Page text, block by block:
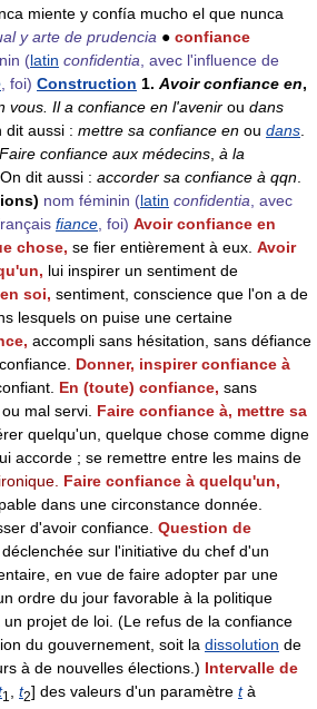
miente y confía mucho el que nunca
y arte de prudencia ● confiance
(latin confidentia , avec l'influence de
, foi) Construction 1. Avoir confiance en,
vous. Il a confiance en l'avenir ou dans
dit aussi : mettre sa confiance en ou dans
Faire confiance aux médecins à la
On dit aussi : accorder sa confiance à qqn
nom féminin (latin confidentia , avec
fiance , foi) Avoir confiance en
chose, se fier entièrement à eux. Avoir
lui inspirer un sentiment de
soi, sentiment, conscience que l'on a de
lesquels on puise une certaine
accompli sans hésitation, sans défiance
Donner, inspirer confiance à
En (toute) confiance, sans
mal servi. Faire confiance à, mettre sa
quelqu'un, quelque chose comme digne
accorde ; se remettre entre les mains de
ironique. Faire confiance à quelqu'un,
dans une circonstance donnée.
d'avoir confiance. Question de
sur l'initiative du chef d'un
en vue de faire adopter par une
ordre du jour favorable à la politique
projet de loi. (Le refus de la confiance
du gouvernement, soit la dissolution de
à de nouvelles élections.) Intervalle de
1 t2] des valeurs d'un paramètre tà